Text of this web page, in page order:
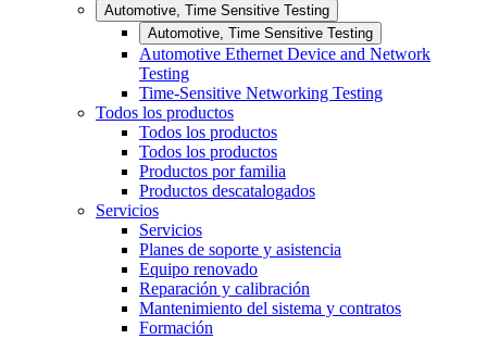
Automotive, Time Sensitive Testing
Automotive, Time Sensitive Testing
Automotive Ethernet Device and Network
Testing
Time-Sensitive Networking Testing
Todos los productos
Todos los productos
Todos los productos
Productos por familia
Productos descatalogados
Servicios
Servicios
Planes de soporte y asistencia
Equipo renovado
Reparación y calibración
Mantenimiento del sistema y contratos
Formación